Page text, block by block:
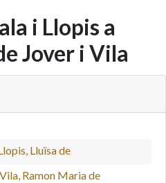
i Llopis a
Jover i Vila
Lluïsa de
Ramon Maria de